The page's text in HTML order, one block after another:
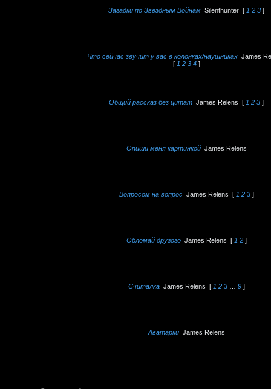
Загадки по Звездным Войнам Silenthunter [ 1 2 3 ]
Что сейчас звучит у вас в колонках/наушниках James
[ 1 2 3 4 ]
Общий рассказ без цитат James Relens [ 1 2 3 ]
Опиши меня картинкой James Relens
Вопросом на вопрос James Relens [ 1 2 3 ]
Обломай другого James Relens [ 1 2 ]
Считалка James Relens [ 1 2 3 9 ]
Аватарки James Relens